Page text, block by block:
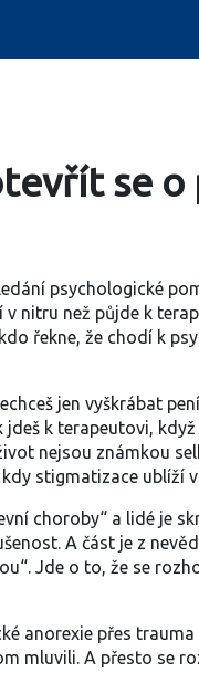
se o
psychologické
nitru než půjde k
řekne, že chodí k
jen vyškrábat
k terapeutovi,
nejsou známkou
stigmatizace ublíží
choroby“ a lidé je
A část je z
Jde o to, že se
anorexie přes
mluvili. A přesto se